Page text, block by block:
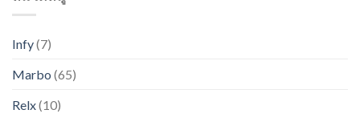
Infy(7)
Marbo (65)
Relx(10)